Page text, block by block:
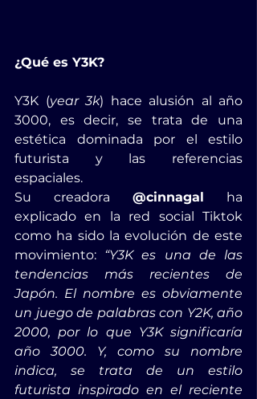
¿Qué es Y3K?
Y3K (year 3k) hace alusión al año
3000, es decir, se trata de una
estética dominada por el estilo
futurista y las referencias
espaciales.
Su creadora @cinnagal
ha
explicado en la red social Tiktok
como ha sido la evolución de este
movimiento: “Y3K es una de las
tendencias más recientes de
Japón. El nombre es obviamente
un juego de palabras con Y2K, año
2000, por lo que Y3K significaría
año 3000. Y, como su nombre
indica, se trata de un estilo
futurista inspirado en el reciente